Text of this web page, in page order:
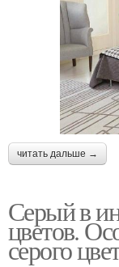
читать дальше →
Серый в
цветов.
серого